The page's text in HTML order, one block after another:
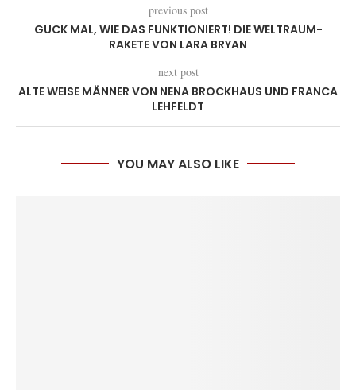
previous post
GUCK MAL, WIE DAS FUNKTIONIERT! DIE WELTRAUM-
RAKETE VON LARA BRYAN
next post
ALTE WEISE MÄNNER VON NENA BROCKHAUS UND FRANCA
LEHFELDT
YOU MAY ALSO LIKE